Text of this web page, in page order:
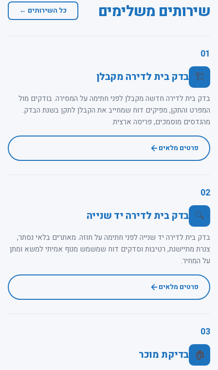
שירותים משלימים כל השירותים ←
01
🏗️ בדק בית לדירה מקבלן
בדק בית לדירה חדשה מקבלן לפני חתימה על המסירה. בודקים מול
המפרט והתקן, מפיקים דוח שמחייב את הקבלן לתקן בשנת הבדק.
מהנדסים מוסמכים, פריסה ארצית.
פרטים מלאים
02
🔍 בדק בית לדירה יד שנייה
בדק בית לדירה יד שנייה לפני חתימה על חוזה. מאתרים בלאי נסתר,
צנרת מתיישנת, רטיבות וסדקים דוח שמשמש מנוף אמיתי למשא ומתן
על המחיר.
פרטים מלאים
03
🏠 בדיקת מוכר